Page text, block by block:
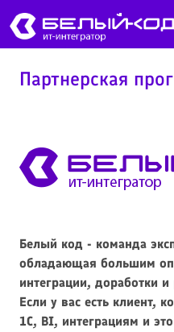
Партнерская
Белый код - команда
обладающая большим
интеграции, доработки
Если у вас есть клиент,
1С, BI, интеграциям и